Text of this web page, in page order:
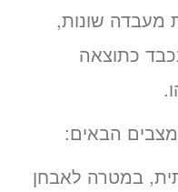
מעבדה שונות,
כתוצאה
הבאים:
במטרה לאבחן